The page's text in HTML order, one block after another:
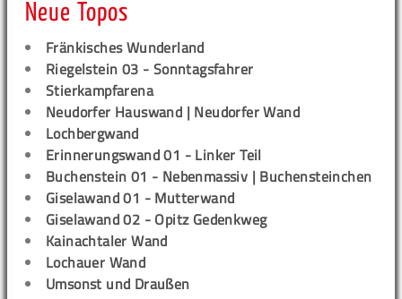
Neue Topos
Fränkisches Wunderland
Riegelstein 03 - Sonntagsfahrer
Stierkampfarena
Neudorfer Hauswand | Neudorfer Wand
Lochbergwand
Erinnerungswand 01 - Linker Teil
Buchenstein 01 - Nebenmassiv | Buchensteinchen
Giselawand 01 - Mutterwand
Giselawand 02 - Opitz Gedenkweg
Kainachtaler Wand
Lochauer Wand
Umsonst und Draußen